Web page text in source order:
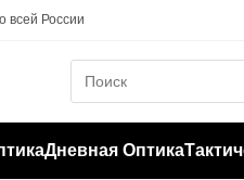
всей России
Дневная Оптика